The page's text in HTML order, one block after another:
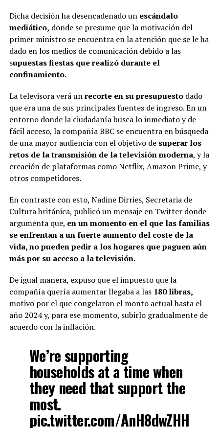
Dicha decisión ha desencadenado un escándalo
mediático, donde se presume que la motivación del
primer ministro se encuentra en la atención que se le ha
dado en los medios de comunicación debido a las
supuestas fiestas que realizó durante el
confinamiento.
La televisora verá unrecorte en su presupuestodado
que era una de sus principales fuentes de ingreso. En un
entorno donde la ciudadanía busca lo inmediato y de
fácil acceso, la compañía BBC se encuentra en búsqueda
de una mayor audiencia con el objetivo de superar los
retos de la transmisión de la televisión moderna, y la
creación de plataformas como Netflix, Amazon Prime, y
otros competidores.
En contraste con esto, Nadine Dirries, Secretaria de
Cultura británica, publicó un mensaje en Twitter donde
argumenta que, en un momento en el que las familias
se enfrentan a un fuerte aumento del coste de la
vida, no pueden pedir a los hogares que paguen aún
más por su acceso a la televisión.
De igual manera, expuso que el impuesto que la
compañía quería aumentar llegaba a las 180 libras,
motivo por el que congelaron el monto actual hasta el
año 2024 y, para ese momento, subirlo gradualmente de
acuerdo con la inflación.
We’re supporting
households at a time when
they need that support the
most.
pic.twitter.com/AnH8dwZHH